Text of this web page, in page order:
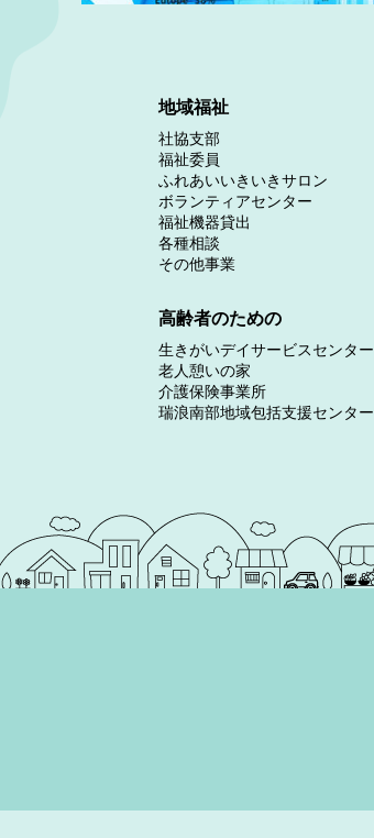
地域福祉
社協支部
福祉委員
ふれあいいきいきサロン
ボランティアセンター
福祉機器貸出
各種相談
その他事業
高齢者のための
生きがいデイサービスセンター
老人憩いの家
介護保険事業所
瑞浪南部地域包括支援センター